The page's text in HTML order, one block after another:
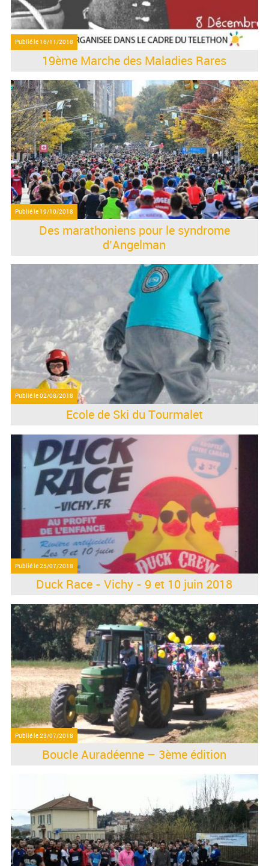
Publié le 16/11/2018
19ème Marche des Maladies Rares
Publié le 19/10/2018
Des marathoniens pour le syndrome
d’Angelman
Publié le02/08/2018
Ecole de Ski du Tourmalet
Publié le25/07/2018
Duck Race - Vichy - 9 et 10 juin 2018
Publié le23/07/2018
Boucle Auradéenne – 3ème édition